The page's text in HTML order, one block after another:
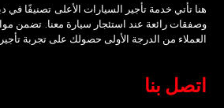
هنا تأتي خدمة تأجير السيارات الأعلى تصنيفًا
وصفقات رائعة عند استئجار سيارة معنا. تضمن
العملاء من الدرجة الأولى حصولك على تجربة
اتصل بنا